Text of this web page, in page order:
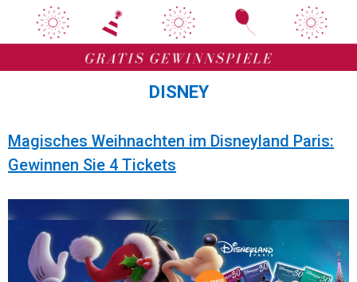
springen
springen
DISNEY
Magisches Weihnachten im Disneyland Paris:
Gewinnen Sie 4 Tickets